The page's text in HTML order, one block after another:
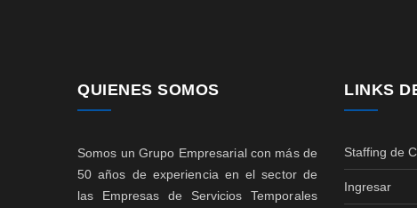
QUIENES SOMOS
Somos un Grupo Empresarial con más de
50 años de experiencia en el sector de
las Empresas de Servicios Temporales
LINKS
Staffing de
Ingresar